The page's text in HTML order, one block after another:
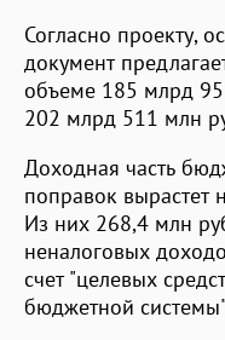
Согласно проекту,
документ
объеме 185 млрд
202 млрд 511 млн
Доходная часть
поправок вырастет
Из них 268,4 млн
неналоговых
счет "целевых
бюджетной